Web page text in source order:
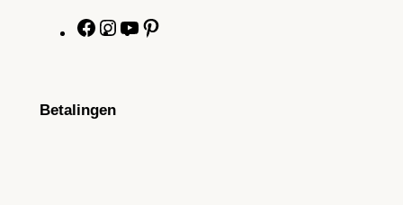
F
b
I
Y
Betalingen